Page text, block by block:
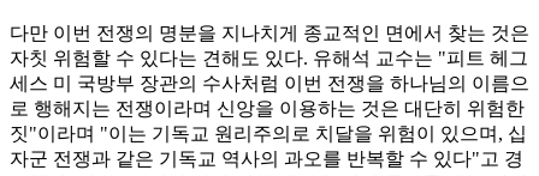
다만 이번 전쟁의 명분을 지나치게 종교적인 면에서 찾는 것은
자칫 위험할 수 있다는 견해도 있다. 유해석 교수는 "피트 헤그
세스 미 국방부 장관의 수사처럼 이번 전쟁을 하나님의 이름으
로 행해지는 전쟁이라며 신앙을 이용하는 것은 대단히 위험한
짓"이라며 "이는 기독교 원리주의로 치달을 위험이 있으며, 십
자군 전쟁과 같은 기독교 역사의 과오를 반복할 수 있다"고 경